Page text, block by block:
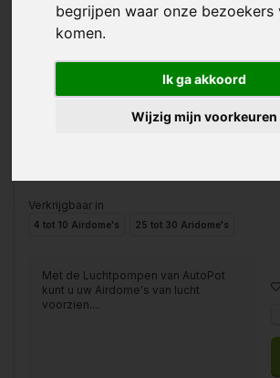
begrijpen waar onze bezoekers
komen.
Ik ga akkoord
Wijzig mijn voorkeuren
€44,50
Verkrijgbaar in
4 tot 10 Airdome's 25 tot 30 Aridome's
Met de Luchtpompen van AutoPot
kunt u uw Airdome's van lucht
voorzien....